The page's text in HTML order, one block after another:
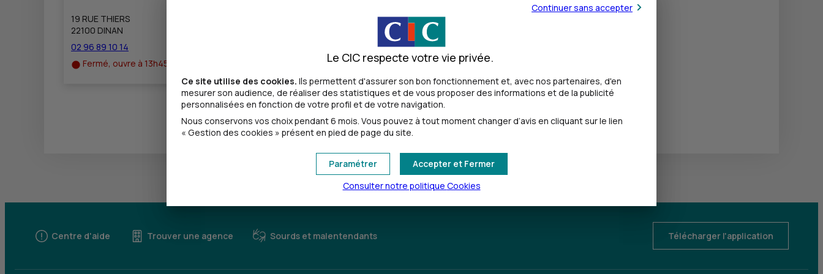
19 RUE THIERS
22100 DINAN
02 96 89 10 14
Fermé, ouvre à 13h45
Toutes les localités
Centre d'aide Trouver une agence Sourds et malentendants Télécharger l'application
Continuer sans accepter
Le CIC respecte votre vie privée.
Ce site utilise des cookies. Ils permettent d'assurer son bon fonctionnement et, avec nos partenaires, d'en
mesurer son audience, de réaliser des statistiques et de vous proposer des informations et de la publicité
personnalisées en fonction de votre profil et de votre navigation.
Nous conservons vos choix pendant 6 mois. Vous pouvez à tout moment changer d’avis en cliquant sur le lien
« Gestion des cookies » présent en pied de page du site.
Accepter et Fermer
Paramétrer
Consulter notre politique Cookies